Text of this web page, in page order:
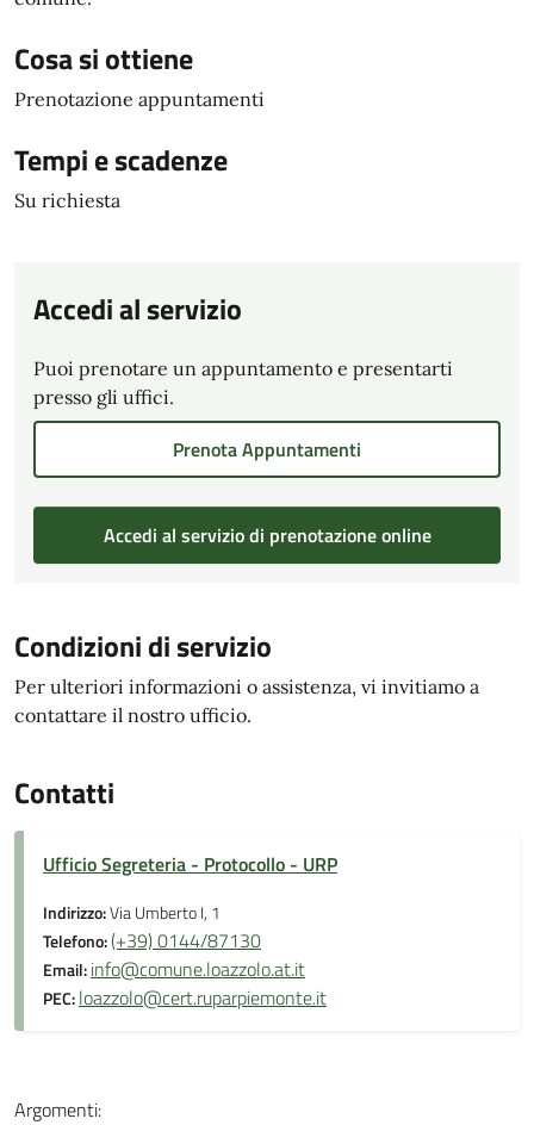
Cosa si ottiene
Prenotazione appuntamenti
Tempi e scadenze
Su richiesta
Accedi al servizio
Puoi prenotare un appuntamento e presentarti
presso gli uffici.
Prenota Appuntamenti
Accedi al servizio di prenotazione online
Condizioni di servizio
Per ulteriori informazioni o assistenza, vi invitiamo a
contattare il nostro ufficio.
Contatti
Ufficio Segreteria - Protocollo - URP
Indirizzo:Via Umberto I, 1
Telefono:(+39) 0144/87130
Email:info@comune.loazzolo.at.it
PEC:loazzolo@cert.ruparpiemonte.it
Argomenti: